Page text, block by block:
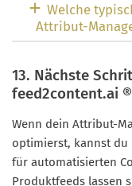
Welche
Attribut-
13. Nächste
feed2content.ai
Wenn dein Attribut-
optimierst, kannst du
für automatisierten
Produktfeeds lassen